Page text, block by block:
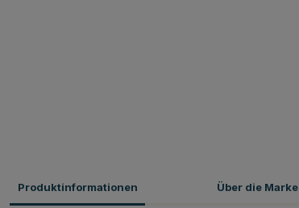
Produktinformationen Über die Marke